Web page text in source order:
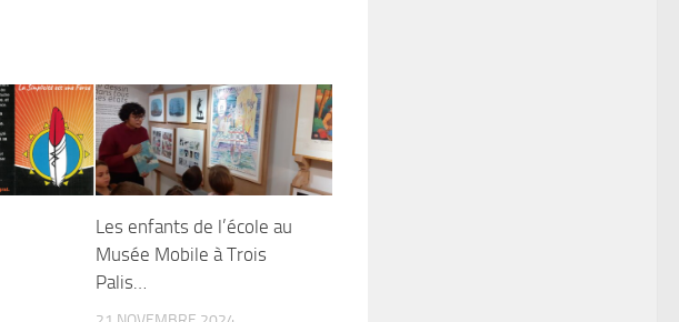
Les enfants de l’école au
Musée Mobile à Trois
Palis…